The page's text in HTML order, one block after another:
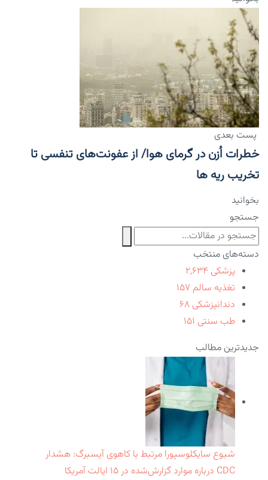
پست بعدی
خطرات اُزن در گرمای هوا/ از عفونت‌های تنفسی تا
تخریب ریه ها
بخوانید
جستجو
دسته‌های منتخب
پزشکی ۲,۶۳۴
تغذیه سالم ۱۵۷
دندانپزشکی ۶۸
طب سنتی ۱۵۱
جدیدترین مطالب
شیوع سایکلوسپورا مرتبط با کاهوی آیسبرگ: هشدار
CDC درباره موارد گزارش‌شده در ۱۵ ایالت آمریکا